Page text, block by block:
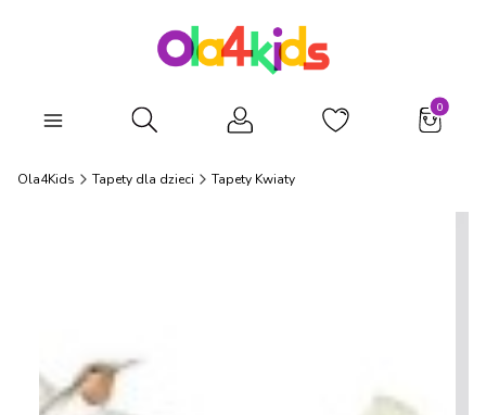
Otwórz wyszukiwarkę
Ola4Kids Tapety dla dzieci Tapety Kwiaty